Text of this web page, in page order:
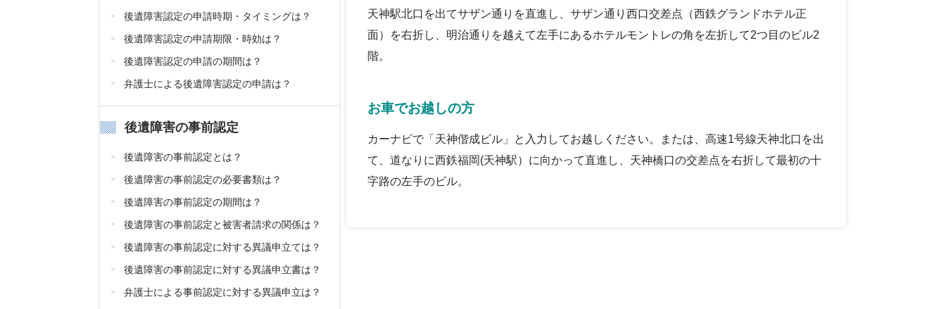
天神駅北口を出てサザン通りを直進し、サザン通り西口交差点（西鉄グランドホテル正
面）を右折し、明治通りを越えて左手にあるホテルモントレの角を左折して2つ目のビル2
階。
お車でお越しの方
カーナビで「天神偕成ビル」と入力してお越しください。または、高速1号線天神北口を出
て、道なりに西鉄福岡(天神駅）に向かって直進し、天神橋口の交差点を右折して最初の十
字路の左手のビル。
後遺障害認定の申請時期・タイミングは？
後遺障害認定の申請期限・時効は？
後遺障害認定の申請の期間は？
弁護士による後遺障害認定の申請は？
後遺障害の事前認定
後遺障害の事前認定とは？
後遺障害の事前認定の必要書類は？
後遺障害の事前認定の期間は？
後遺障害の事前認定と被害者請求の関係は？
後遺障害の事前認定に対する異議申立ては？
後遺障害の事前認定に対する異議申立書は？
弁護士による事前認定に対する異議申立は？